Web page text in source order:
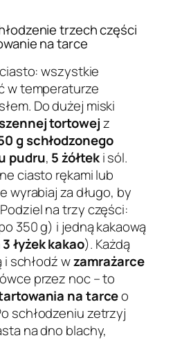
trzech części
na tarce
wszystkie
w temperaturze
Do dużej miski
tortowejz
g schłodzonego
pudru, 5 żółteki sól.
ciasto rękami lub
wyrabiaj za długo, by
na trzy części:
350 g) i jedną kakaową
3 łyżek kakao). Każdą
i schłodź wzamrażarce
przez noc – to
na tarceo
schłodzeniu zetrzyj
na dno blachy,